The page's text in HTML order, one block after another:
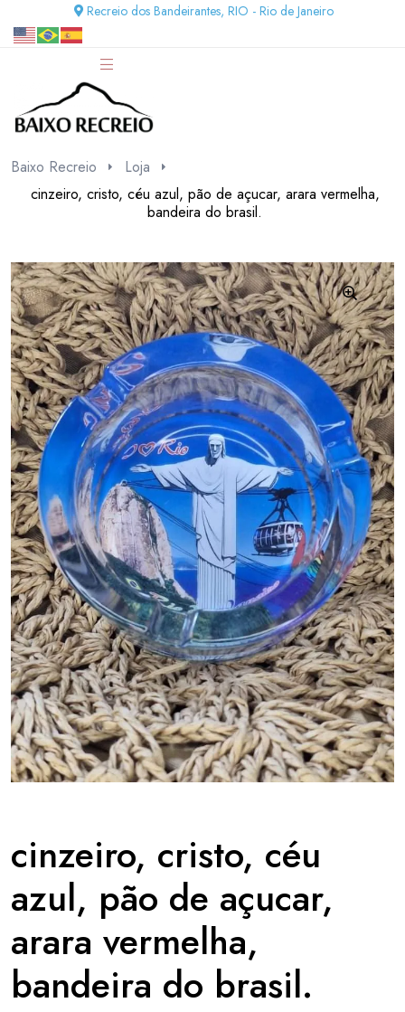
Recreio dos Bandeirantes, RIO - Rio de Janeiro
Baixo Recreio
Loja
cinzeiro, cristo, céu azul, pão de açucar, arara vermelha,
bandeira do brasil.
cinzeiro, cristo, céu
azul, pão de açucar,
arara vermelha,
bandeira do brasil.